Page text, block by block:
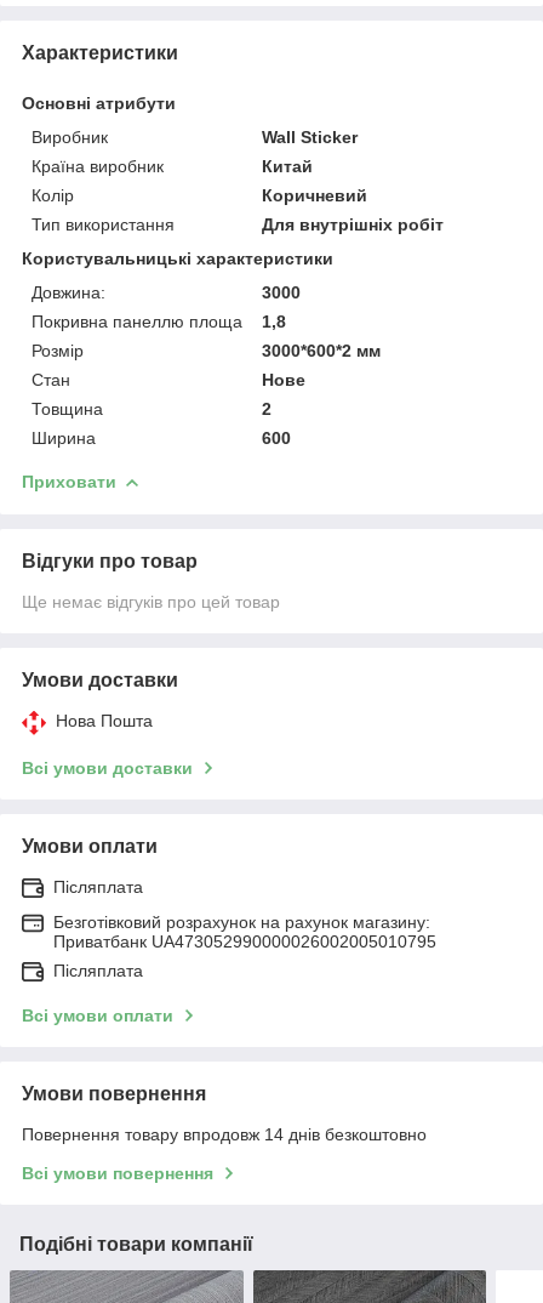
Характеристики
Основні атрибути
Виробник
Wall Sticker
Країна виробник
Китай
Колір
Коричневий
Тип використання
Для внутрішніх робіт
Користувальницькі характеристики
Довжина:
3000
Покривна панеллю площа
1,8
Розмір
3000*600*2 мм
Стан
Нове
Товщина
2
Ширина
600
Приховати
Відгуки про товар
Ще немає відгуків про цей товар
Умови доставки
Нова Пошта
Всі умови доставки
Умови оплати
Післяплата
Безготівковий розрахунок на рахунок магазину:
Приватбанк UA473052990000026002005010795
Післяплата
Всі умови оплати
Умови повернення
Повернення товару впродовж 14 днів безкоштовно
Всі умови повернення
Подібні товари компанії